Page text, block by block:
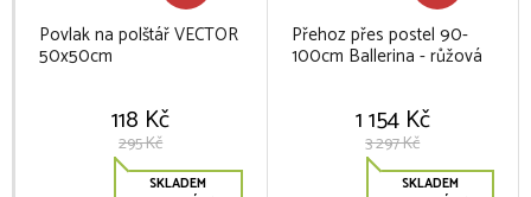
Povlak na polštář VECTOR
50x50cm
118 Kč
295 Kč
SKLADEM
Přehoz přes postel 90-
100cm Ballerina - růžová
1 154 Kč
3 297 Kč
SKLADEM